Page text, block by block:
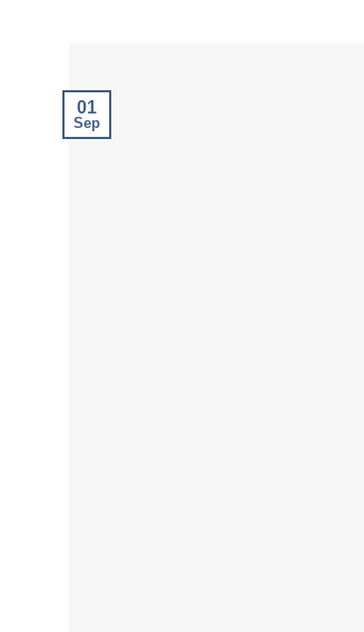
01
Sep